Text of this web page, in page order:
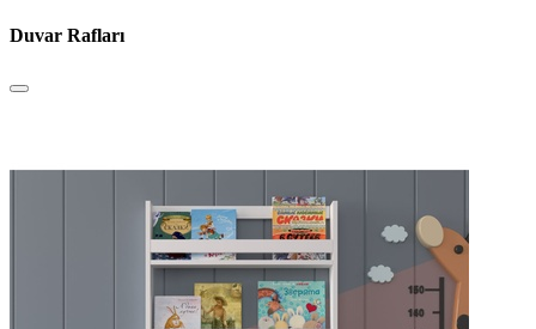
Duvar Rafları